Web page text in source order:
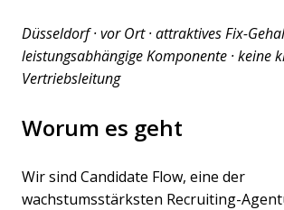
Düsseldorf · vor Ort · attraktives Fix-
leistungsabhängige Komponente · keine
Vertriebsleitung
Worum es geht
Wir sind Candidate Flow, eine der
wachstumsstärksten Recruiting-